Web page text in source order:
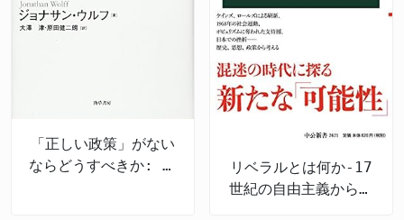
「正しい政策」がない
ならどうすべきか: 政
リベラルとは何か-17
世紀の自由主義から現